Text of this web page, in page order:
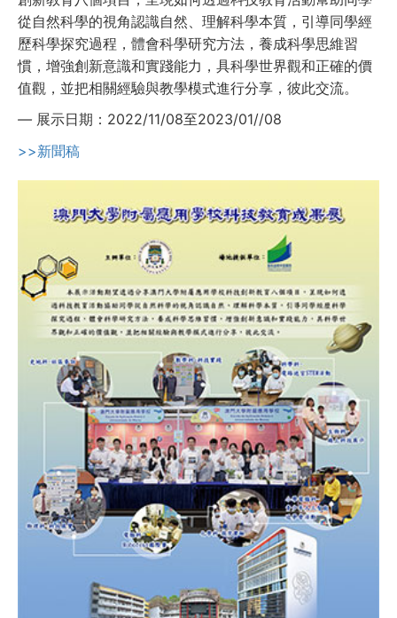
從自然科學的視角認識自然、理解科學本質，引導同學經
歷科學探究過程，體會科學研究方法，養成科學思維習
慣，增強創新意識和實踐能力，具科學世界觀和正確的價
值觀，並把相關經驗與教學模式進行分享，彼此交流。
— 展示日期：2022/11/08至2023/01//08
>>新聞稿